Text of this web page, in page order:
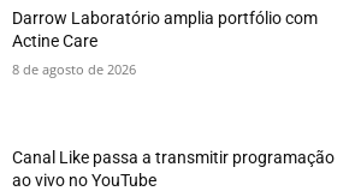
Darrow Laboratório amplia portfólio com
Actine Care
8 de agosto de 2026
Canal Like passa a transmitir programação
ao vivo no YouTube